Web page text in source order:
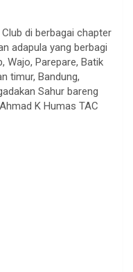
di berbagai chapter
adapula yang berbagi
Wajo, Parepare, Batik
timur, Bandung,
Sahur bareng
K Humas TAC